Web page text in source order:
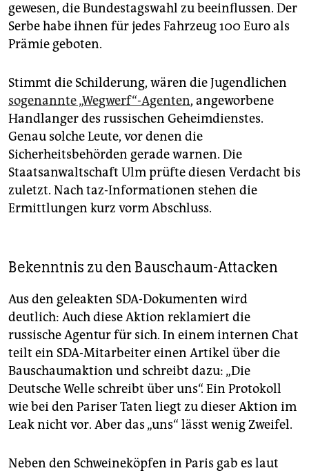
gewesen, die Bundestagswahl zu beeinflussen. Der
Serbe habe ihnen für jedes Fahrzeug 100 Euro als
Prämie geboten.
Stimmt die Schilderung, wären die Jugendlichen
sogenannte „Wegwerf“-Agenten, angeworbene
Handlanger des russischen Geheimdienstes.
Genau solche Leute, vor denen die
Sicherheitsbehörden gerade warnen. Die
Staatsanwaltschaft Ulm prüfte diesen Verdacht bis
zuletzt. Nach taz-Informationen stehen die
Ermittlungen kurz vorm Abschluss.
Bekenntnis zu den Bauschaum-Attacken
Aus den geleakten SDA-Dokumenten wird
deutlich: Auch diese Aktion reklamiert die
russische Agentur für sich. In einem internen Chat
teilt ein SDA-Mitarbeiter einen Artikel über die
Bauschaumaktion und schreibt dazu: „Die
Deutsche Welle schreibt über uns“. Ein Protokoll
wie bei den Pariser Taten liegt zu dieser Aktion im
Leak nicht vor. Aber das „uns“ lässt wenig Zweifel.
Neben den Schweineköpfen in Paris gab es laut